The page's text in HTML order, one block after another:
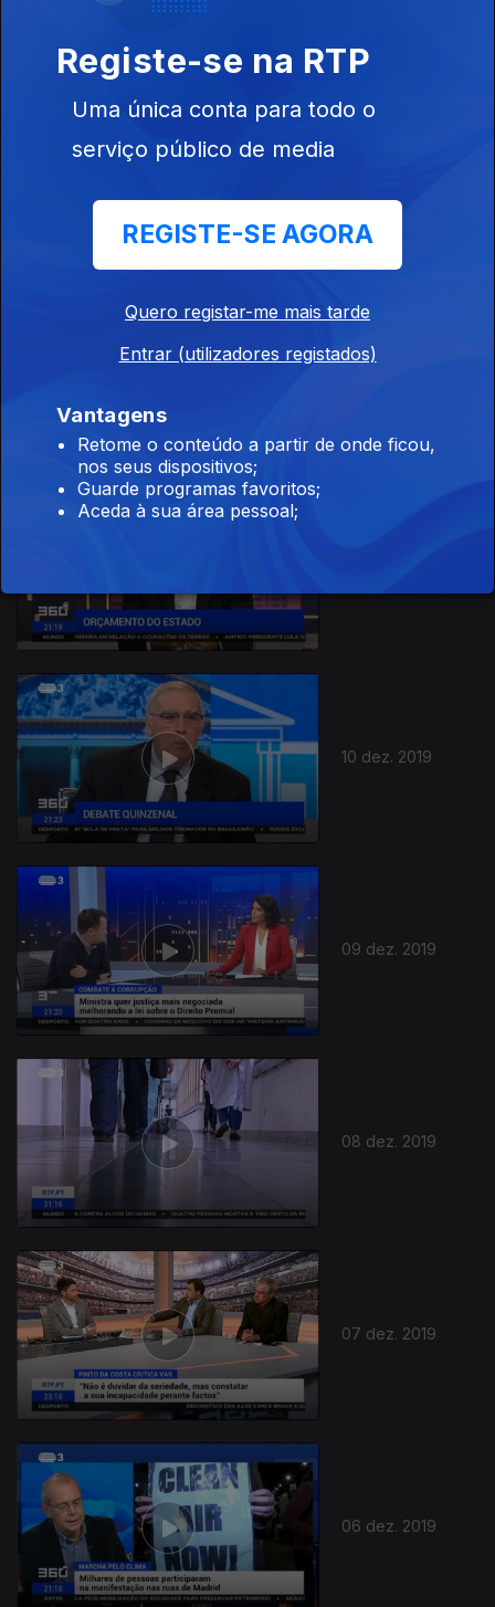
10 dez. 2019
09 dez. 2019
443807
08 dez. 2019
07 dez. 2019
06 dez. 2019
Registe-se na RTP
Uma única conta para todo o
serviço público de media
REGISTE-SE AGORA
Quero registar-me mais tarde
Entrar (utilizadores registados)
Vantagens
Retome o conteúdo a partir de onde ficou,
nos seus dispositivos;
Guarde programas favoritos;
Aceda à sua área pessoal;